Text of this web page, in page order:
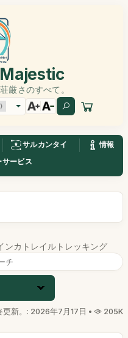
厳さのすべて。
サルカンタイ
情報
サービス
ンカトレイルトレッキング
更新。: 2026年7月17日 • 205K